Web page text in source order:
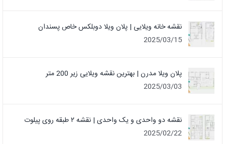
نقشه خانه ویلایی | پلان ویلا دوبلکس خاص پسندان
2025/03/15
پلان ویلا مدرن | بهترین نقشه ویلایی زیر 200 متر
2025/03/03
نقشه دو واحدی و یک واحدی | نقشه ۲ طبقه روی پیلوت
2025/02/22